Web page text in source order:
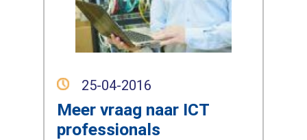
25-04-2016
Meer vraag naar ICT
professionals